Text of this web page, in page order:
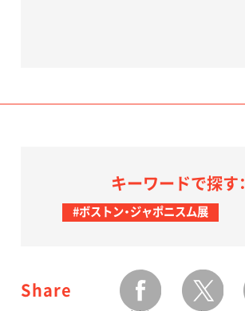
キーワードで探す：
#ボストン・ジャポニスム展
Share